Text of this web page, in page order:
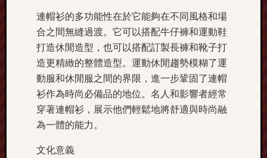
連帽衫的多功能性在於它能夠在不同風格和場
合之間無​​縫過渡。它可以搭配牛仔褲和運動鞋
打造休閒造型，也可以搭配訂製長褲和靴子打
造更精緻的整體造型。運動休閒趨勢模糊了運
動服和休閒服之間的界限，進一步鞏固了連帽
衫作為時尚必備品的地位。名人和影響者經常
穿著連帽衫，展示他們輕鬆地將舒適與時尚融
為一體的能力。
文化意義